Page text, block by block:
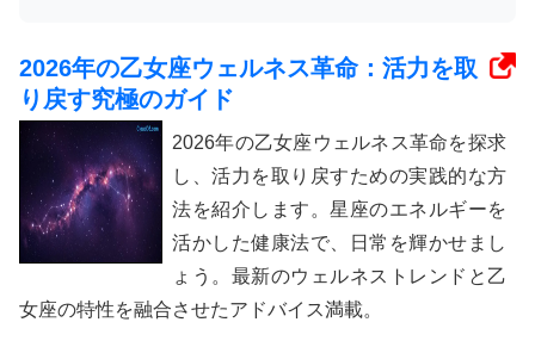
2026年の乙女座ウェルネス革命：活力を取
り戻す究極のガイド
2026年の乙女座ウェルネス革命を探求
し、活力を取り戻すための実践的な方
法を紹介します。星座のエネルギーを
活かした健康法で、日常を輝かせまし
ょう。最新のウェルネストレンドと乙
女座の特性を融合させたアドバイス満載。